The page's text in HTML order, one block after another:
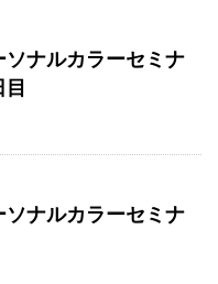
ナルカラーセミナ
ナルカラーセミナ